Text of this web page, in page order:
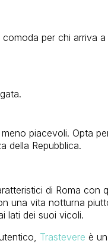
per chi arriva
piacevoli. Opta
della Repubblica.
di Roma
una vita notturna
lati dei suoi vicoli.
Trastevere è